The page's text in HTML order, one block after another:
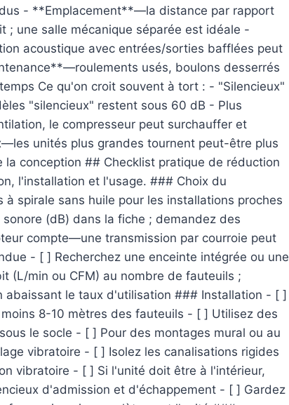
- **Emplacement**—la distance par rapport
; une salle mécanique séparée est idéale -
acoustique avec entrées/sorties bafflées peut
usés, boulons desserrés
Ce qu'on croit souvent à tort : - "Silencieux"
"silencieux" restent sous 60 dB - Plus
le compresseur peut surchauffer et
unités plus grandes tournent peut-être plus
conception ## Checklist pratique de réduction
l'installation et l'usage. ### Choix du
spirale sans huile pour les installations proches
(dB) dans la fiche ; demandez des
compte—une transmission par courroie peut
- [ ] Recherchez une enceinte intégrée ou une
(L/min ou CFM) au nombre de fauteuils ;
abaissant le taux d'utilisation ### Installation - [ ]
8-10 mètres des fauteuils - [ ] Utilisez des
le socle - [ ] Pour des montages mural ou au
vibratoire - [ ] Isolez les canalisations rigides
vibratoire - [ ] Si l'unité doit être à l'intérieur,
d'admission et d'échappement - [ ] Gardez